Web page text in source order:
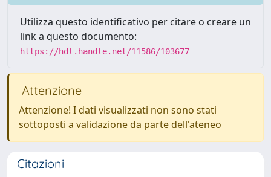
Utilizza questo identificativo per citare o creare un
link a questo documento:
https://hdl.handle.net/11586/103677
Attenzione
Attenzione! I dati visualizzati non sono stati
sottoposti a validazione da parte dell'ateneo
Citazioni